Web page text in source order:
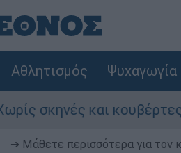
Αθλητισμός Ψυχαγωγία
σε ακραίες
➔ Μάθετε περισσότερα για τον